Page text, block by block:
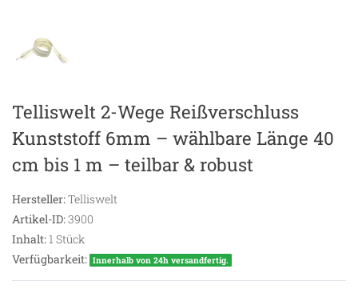
Telliswelt 2-Wege Reißverschluss
Kunststoff 6mm – wählbare Länge 40
cm bis 1 m – teilbar & robust
Hersteller:Telliswelt
Artikel-ID:3900
Inhalt:1 Stück
Verfügbarkeit: Innerhalb von 24h versandfertig.